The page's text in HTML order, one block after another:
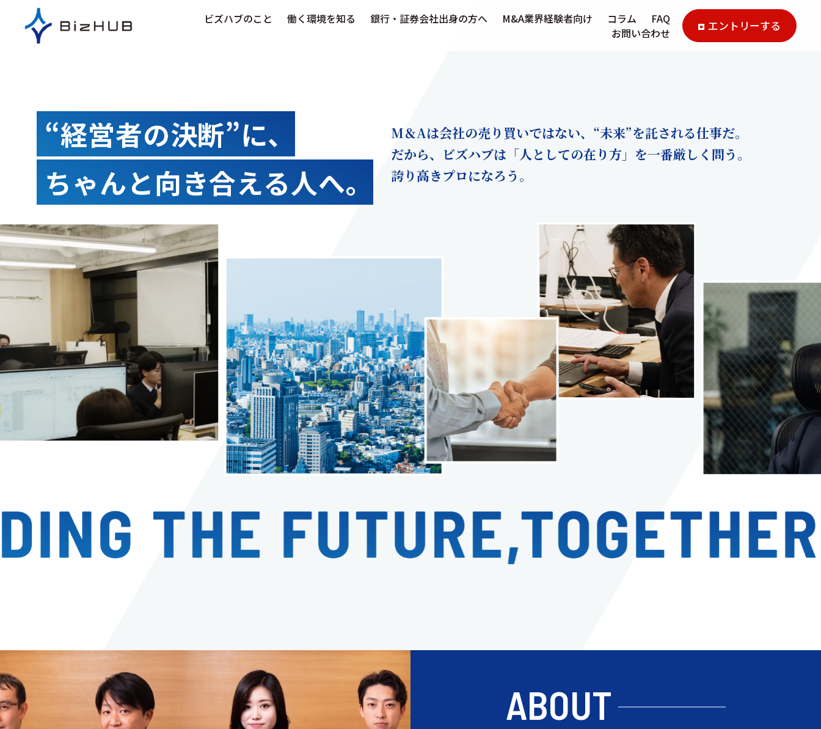
ビズハブのこと 働く環境を知る 銀行・証券会社出身の方へ M&A業界経験者向け コラム
FAQ
お問い合わせ
エントリーする
“経営者の決断”に、
ちゃんと向き合える人へ。
M＆Aは会社の売り買いではない、“未来”を託される仕事だ。
だから、ビズハブは「人としての在り方」を一番厳しく問う。
誇り高きプロになろう。
ABOUT